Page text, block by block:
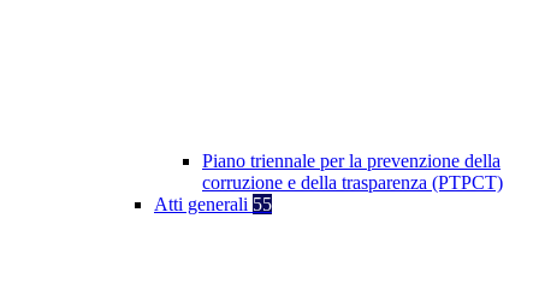
Piano triennale per la prevenzione della
corruzione e della trasparenza (PTPCT)
Atti generali 55